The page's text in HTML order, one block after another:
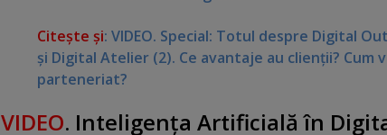
Citeşte şi: VIDEO. Special: Totul despre Digital
şi Digital Atelier (2). Ce avantaje au clienţii? Cum
parteneriat?
VIDEO. Inteligenţa Artificială în